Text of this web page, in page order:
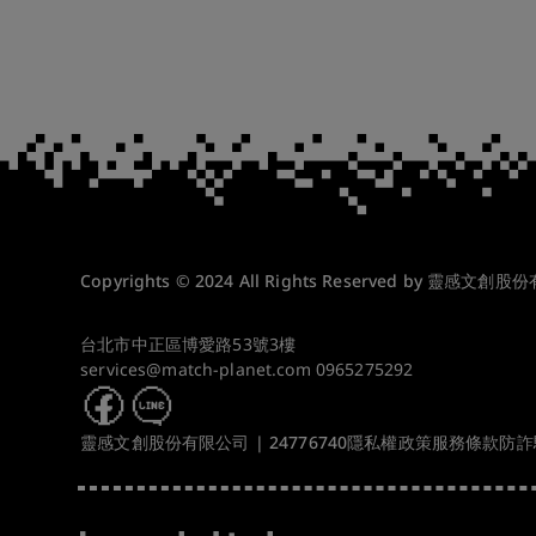
Copyrights © 2024 All Rights Reserved by 靈感文創股份
台北市中正區博愛路53號3樓
services@match-planet.com 0965275292
靈感文創股份有限公司 | 24776740隱私權政策服務條款防